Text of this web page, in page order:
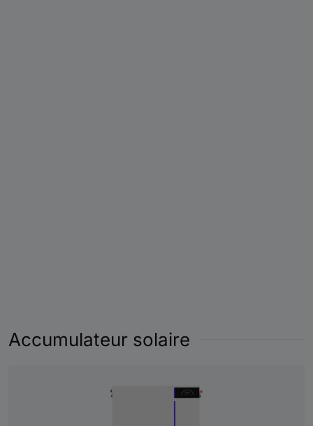
Accumulateur solaire